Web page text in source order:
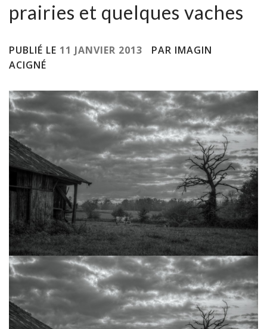
prairies et quelques vaches
PUBLIÉ LE 11 JANVIER 2013
PAR IMAGIN
ACIGNÉ